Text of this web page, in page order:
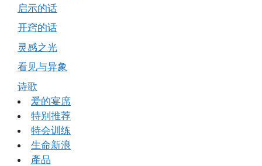
启示的话
开窍的话
灵感之光
看见与异象
诗歌
爱的宴席
特别推荐
特会训练
生命新浪
產品